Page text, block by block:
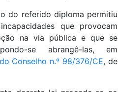
do referido diploma permitiu
que provocam
na via pública e que se
se abrangê-las, em
Conselho n.º 98/376/CE, de